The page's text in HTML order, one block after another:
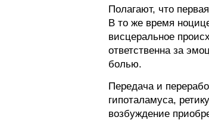
Полагают, что
В то же время
висцеральное
ответственна за
болью.
Передача и
гипоталамуса,
возбуждение